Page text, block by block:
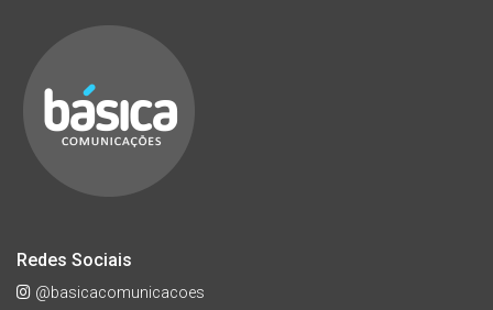
Redes Sociais
@basicacomunicacoes